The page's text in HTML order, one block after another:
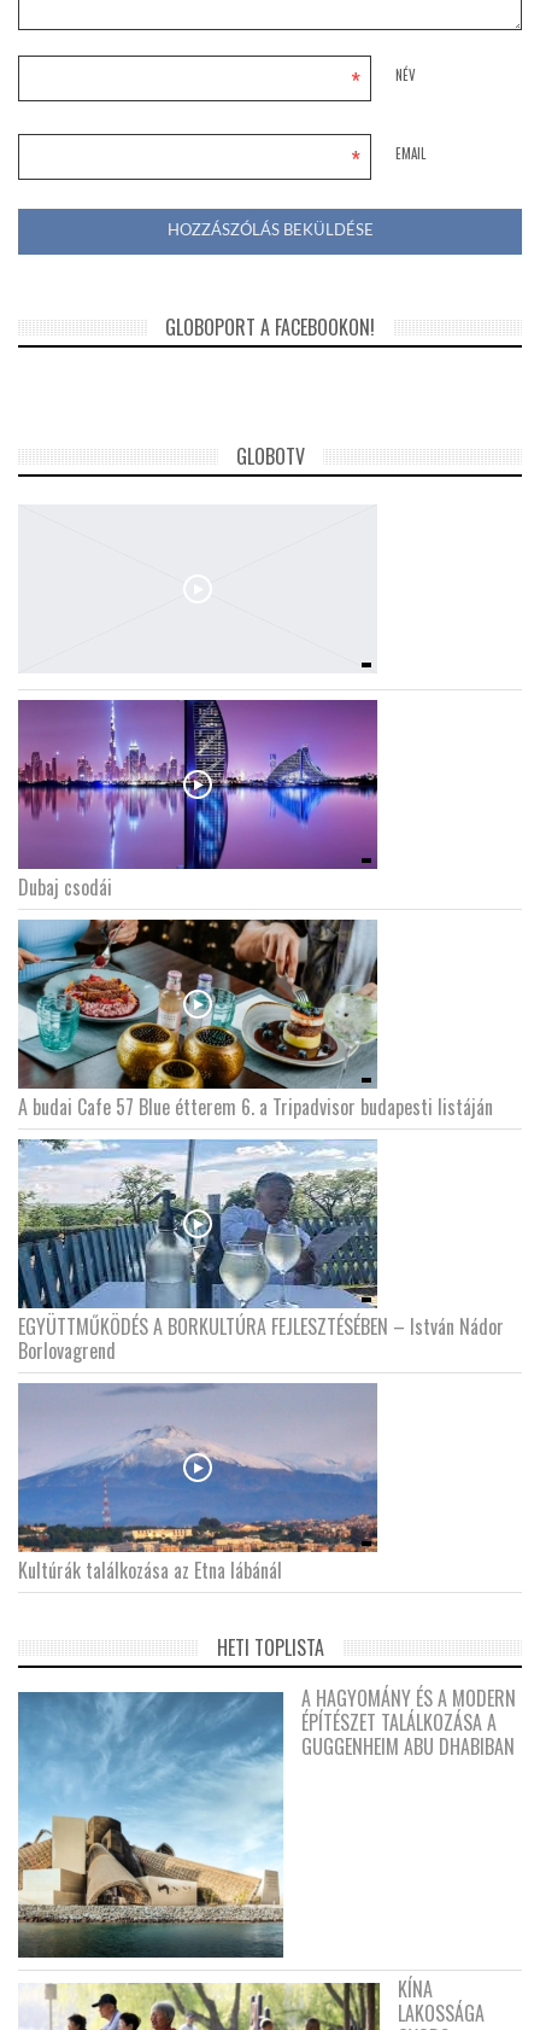
NÉV
*
EMAIL
*
GLOBOPORT A FACEBOOKON!
GLOBOTV
Dubaj csodái
A budai Cafe 57 Blue étterem 6. a Tripadvisor budapesti listáján
EGYÜTTMŰKÖDÉS A BORKULTÚRA FEJLESZTÉSÉBEN – István Nádor
Borlovagrend
Kultúrák találkozása az Etna lábánál
HETI TOPLISTA
A HAGYOMÁNY ÉS A MODERN
ÉPÍTÉSZET TALÁLKOZÁSA A
GUGGENHEIM ABU DHABIBAN
KÍNA
LAKOSSÁGA